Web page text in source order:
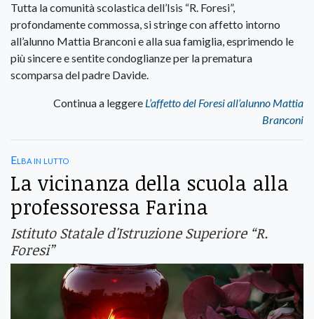
Tutta la comunità scolastica dell’Isis “R. Foresi”,
profondamente commossa, si stringe con affetto intorno
all’alunno Mattia Branconi e alla sua famiglia, esprimendo le
più sincere e sentite condoglianze per la prematura
scomparsa del padre Davide.
Continua a leggere L’affetto del Foresi all’alunno Mattia
Branconi
Elba in lutto
La vicinanza della scuola alla
professoressa Farina
Istituto Statale d'Istruzione Superiore “R.
Foresi”